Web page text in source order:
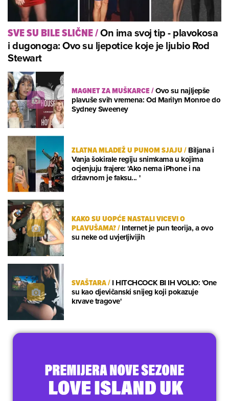
SVE SU BILE SLIČNE/On ima svoj tip - plavokosa
i dugonoga: Ovo su ljepotice koje je ljubio Rod
Stewart
MAGNET ZA MUŠKARCE/Ovo su najljepše
plavuše svih vremena: Od Marilyn Monroe do
Sydney Sweeney
ZLATNA MLADEŽ U PUNOM SJAJU/Biljana i
Vanja šokirale regiju snimkama u kojima
ocjenjuju frajere: 'Ako nema iPhone i na
državnom je faksu... '
KAKO SU UOPĆE NASTALI VICEVI O
PLAVUŠAMA?/Internet je pun teorija, a ovo
su neke od uvjerljivijih
SVAŠTARA/I HITCHCOCK BI IH VOLIO: 'One
su kao djevičanski snijeg koji pokazuje
krvave tragove'